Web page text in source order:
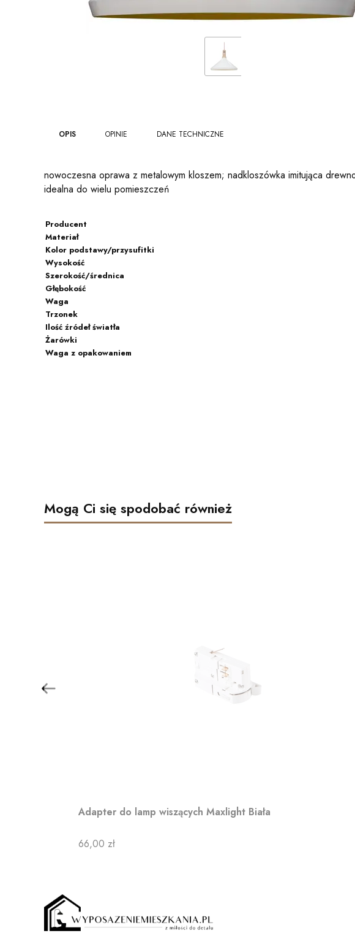
OPIS OPINIE DANE TECHNICZNE
nowoczesna oprawa z metalowym kloszem; nadkloszówka imitująca
idealna do wielu pomieszczeń
Producent
Materiał
Kolor podstawy/przysufitki
Wysokość
Szerokość/średnica
Głębokość
Waga
Trzonek
Ilość źródeł światła
Żarówki
Waga z opakowaniem
Mogą Ci się spodobać również
Adapter do lamp wiszących Maxlight Biała
Cena
66,00 zł